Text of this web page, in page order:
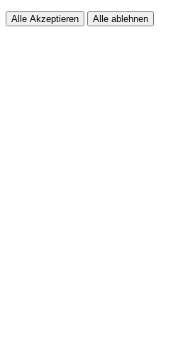
Alle Akzeptieren Alle ablehnen